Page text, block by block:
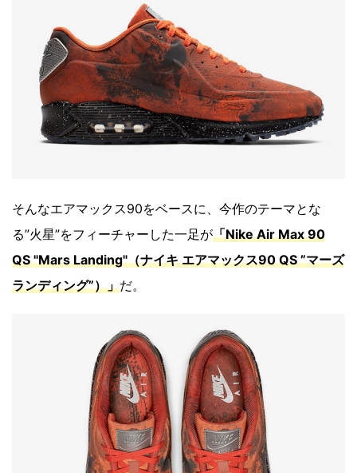
そんなエアマックス90をベースに、今作のテーマとな
る”火星”をフィーチャーした一足が「Nike Air Max 90
QS "Mars Landing"（ナイキ エアマックス90 QS ”マーズ
ランディング”）」だ。